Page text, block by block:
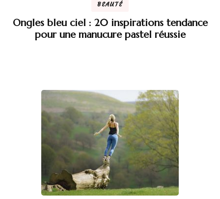
BEAUTÉ
Ongles bleu ciel : 20 inspirations tendance
pour une manucure pastel réussie